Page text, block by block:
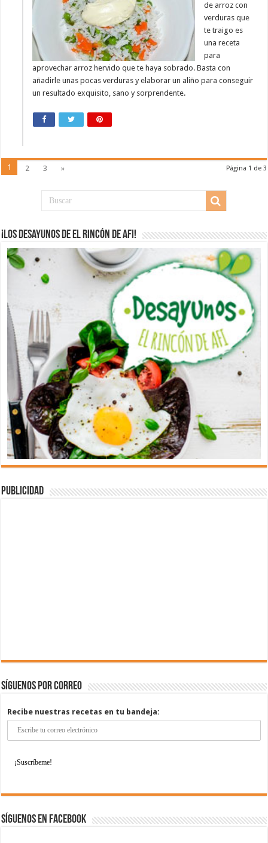
de arroz con
verduras que
te traigo es
una receta
para
aprovechar arroz hervido que te haya sobrado. Basta con
añadirle unas pocas verduras y elaborar un aliño para conseguir
un resultado exquisito, sano y sorprendente.
Página 1 de 3
1 2 3 »
¡Los desayunos de El Rincón de Afi!
Publicidad
Síguenos por correo
Recibe nuestras recetas en tu bandeja:
Síguenos en Facebook